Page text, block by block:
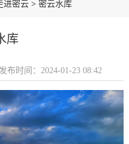
进密云> 密云水库
库
布时间：2024-01-23 08:42